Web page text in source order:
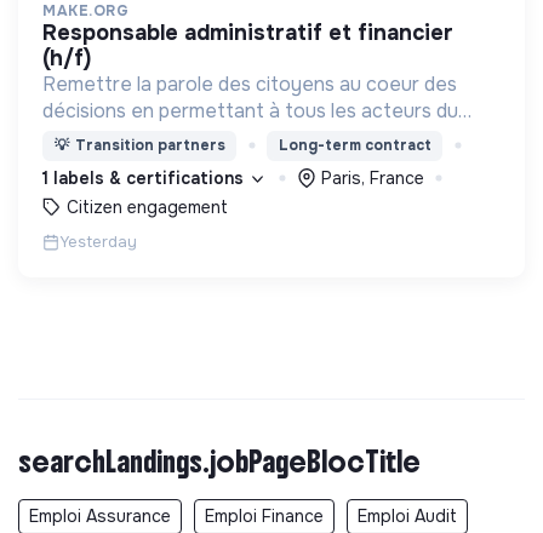
MAKE.ORG
responsable administratif et financier
(h/f)
Remettre la parole des citoyens au coeur des
décisions en permettant à tous les acteurs du
changement (citoyens, entreprises, institutions..)
de collaborer grâce à une plateforme numérique
💡 Transition partners Long-term contract
1 labels & certifications
Paris, France
Citizen engagement
Yesterday
searchLandings.jobPageBlocTitle
Emploi Assurance Emploi Finance Emploi Audit